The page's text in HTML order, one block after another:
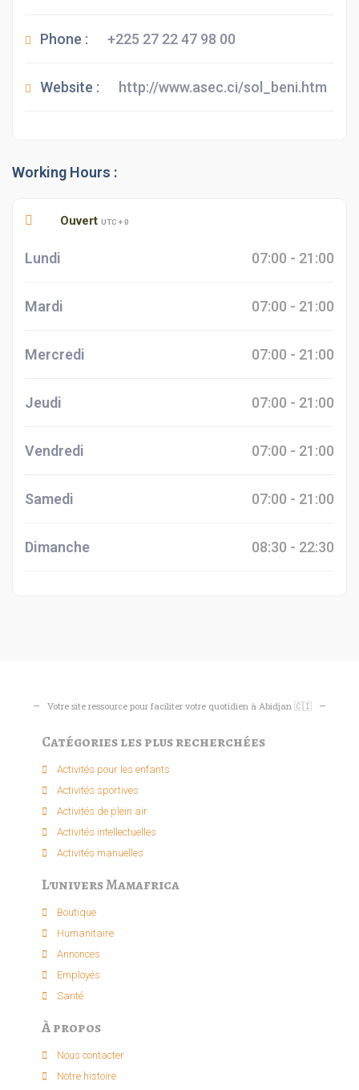
Phone : +225 27 22 47 98 00
Website : http://www.asec.ci/sol_beni.htm
Working Hours :
Ouvert UTC + 0
Lundi 07:00 - 21:00
Mardi 07:00 - 21:00
Mercredi 07:00 - 21:00
Jeudi 07:00 - 21:00
Vendredi 07:00 - 21:00
Samedi 07:00 - 21:00
Dimanche 08:30 - 22:30
Votre site ressource pour faciliter votre quotidien à Abidjan 🇨🇮
Catégories les plus recherchées
Activités pour les enfants​
Activités sportives​
Activités de plein air​
Activités intellectuelle​s
Activités manuelles​
L'univers Mamafrica
Boutique
Humanitaire
Annonces
Employés
Santé
À propos
Nous contacter
Notre histoire